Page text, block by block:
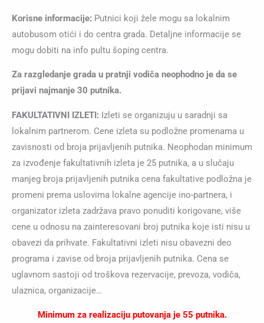
Korisne informacije: Putnici koji žele mogu sa lokalnim
autobusom otići i do centra grada. Detaljne informacije se
mogu dobiti na info pultu šoping centra.
Za razgledanje grada u pratnji vodiča neophodno je da se
prijavi najmanje 30 putnika.
FAKULTATIVNI IZLETI: Izleti se organizuju u saradnji sa
lokalnim partnerom. Cene izleta su podložne promenama u
zavisnosti od broja prijavljenih putnika. Neophodan minimum
za izvođenje fakultativnih izleta je 25 putnika, a u slučaju
manjeg broja prijavljenih putnika cena fakultative podložna je
promeni prema uslovima lokalne agencije ino-partnera, i
organizator izleta zadržava pravo ponuditi korigovane, više
cene u odnosu na zainteresovani broj putnika koje isti nisu u
obavezi da prihvate. Fakultativni izleti nisu obavezni deo
programa i zavise od broja prijavljenih putnika. Cena se
uglavnom sastoji od troškova rezervacije, prevoza, vodiča,
ulaznica, organizacije…
Minimum za realizaciju putovanja je 55 putnika.